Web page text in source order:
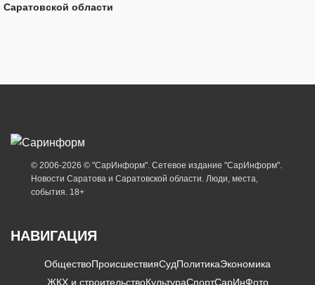
Саратовской области
© 2006-2026 © "СарИнформ". Сетевое издание "СарИнформ".
Новости Саратова и Саратовской области. Люди, места,
события. 18+
НАВИГАЦИЯ
ОбществоПроисшествияСудПолитикаЭкономика
ЖКХ и строительствоКультураСпортСарИнФото